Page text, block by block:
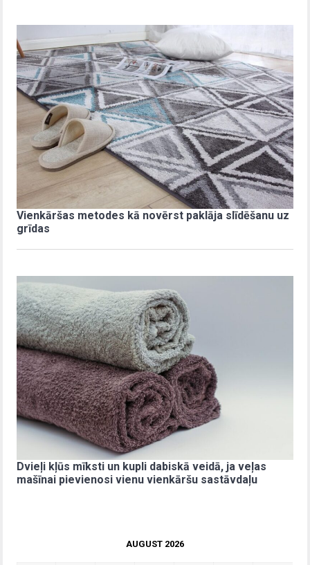
Vienkāršas metodes kā novērst paklāja slīdēšanu uz
grīdas
Dvieļi kļūs mīksti un kupli dabiskā veidā, ja veļas
mašīnai pievienosi vienu vienkāršu sastāvdaļu
AUGUST 2026